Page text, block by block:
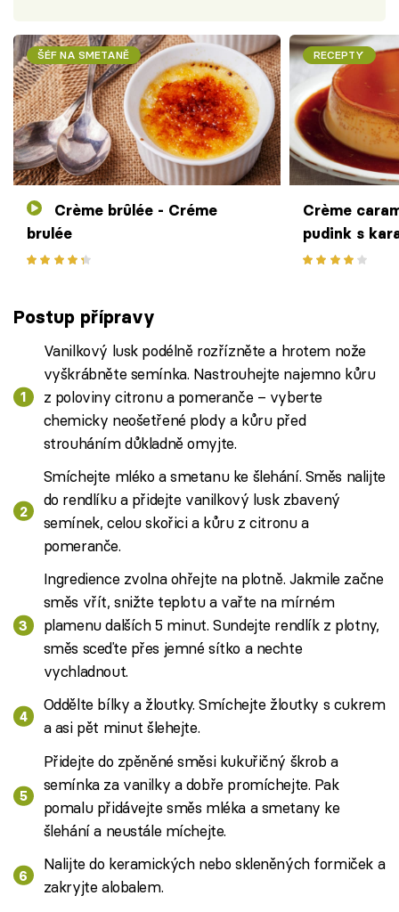
ŠÉF NA SMETANĚ
brulée
RECEPTY
Crème
pudink s
Postup přípravy
Vanilkový lusk podélně rozřízněte a hrotem nože
vyškrábněte semínka. Nastrouhejte najemno kůru
z poloviny citronu a pomeranče – vyberte
chemicky neošetřené plody a kůru před
strouháním důkladně omyjte.
Smíchejte mléko a smetanu ke šlehání. Směs nalijte
do rendlíku a přidejte vanilkový lusk zbavený
semínek, celou skořici a kůru z citronu a
pomeranče.
Ingredience zvolna ohřejte na plotně. Jakmile začne
směs vřít, snižte teplotu a vařte na mírném
plamenu dalších 5 minut. Sundejte rendlík z plotny,
směs sceďte přes jemné sítko a nechte
vychladnout.
Oddělte bílky a žloutky. Smíchejte žloutky s cukrem
a asi pět minut šlehejte.
Přidejte do zpěněné směsi kukuřičný škrob a
semínka za vanilky a dobře promíchejte. Pak
pomalu přidávejte směs mléka a smetany ke
šlehání a neustále míchejte.
Nalijte do keramických nebo skleněných formiček a
zakryjte alobalem.